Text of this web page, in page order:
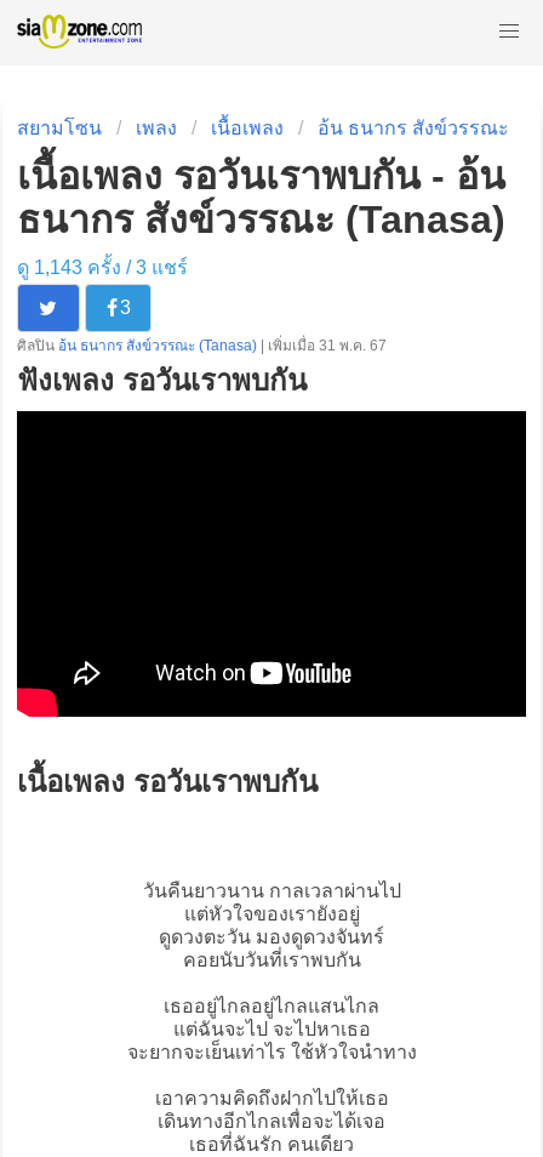
สยามโซน เพลง เนื้อเพลง อ้น ธนากร สังข์วรรณะ
เนื้อเพลง รอวันเราพบกัน - อ้น
ธนากร สังข์วรรณะ (Tanasa)
ดู 1,143 ครั้ง /3แชร์
3
ศิลปิน อ้น ธนากร สังข์วรรณะ (Tanasa) | เพิ่มเมื่อ 31 พ.ค. 67
ฟังเพลง รอวันเราพบกัน
เนื้อเพลง รอวันเราพบกัน
วันคืนยาวนาน กาลเวลาผ่านไป
แต่หัวใจของเรายังอยู่
ดูดวงตะวัน มองดูดวงจันทร์
คอยนับวันที่เราพบกัน
เธออยู่ไกลอยู่ไกลแสนไกล
แต่ฉันจะไป จะไปหาเธอ
จะยากจะเย็นเท่าไร ใช้หัวใจนำทาง
เอาความคิดถึงฝากไปให้เธอ
เดินทางอีกไกลเพื่อจะได้เจอ
เธอที่ฉันรัก คนเดียว